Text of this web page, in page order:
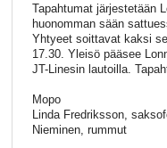
Tapahtumat järjestetään
huonomman sään
Yhtyeet soittavat kaksi
17.30. Yleisö pääsee
JT-Linesin lautoilla.
Mopo
Linda Fredriksson,
Nieminen, rummut